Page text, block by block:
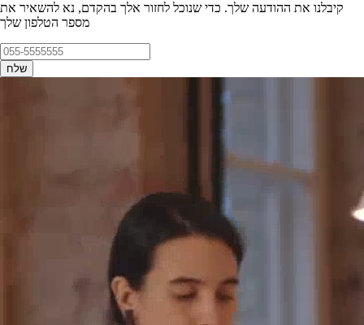
קיבלנו את ההודעה שלך. כדי שנוכל לחזור אלך בהקדם, נא להשאיר את
מספר הטלפון שלך
שלח